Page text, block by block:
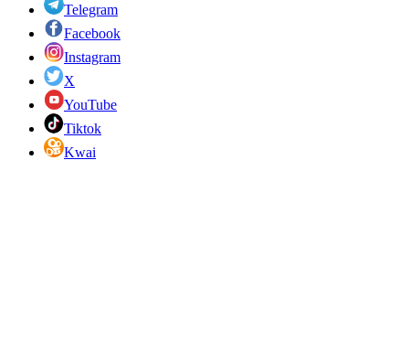
Telegram
Facebook
Instagram
X
YouTube
Tiktok
Kwai